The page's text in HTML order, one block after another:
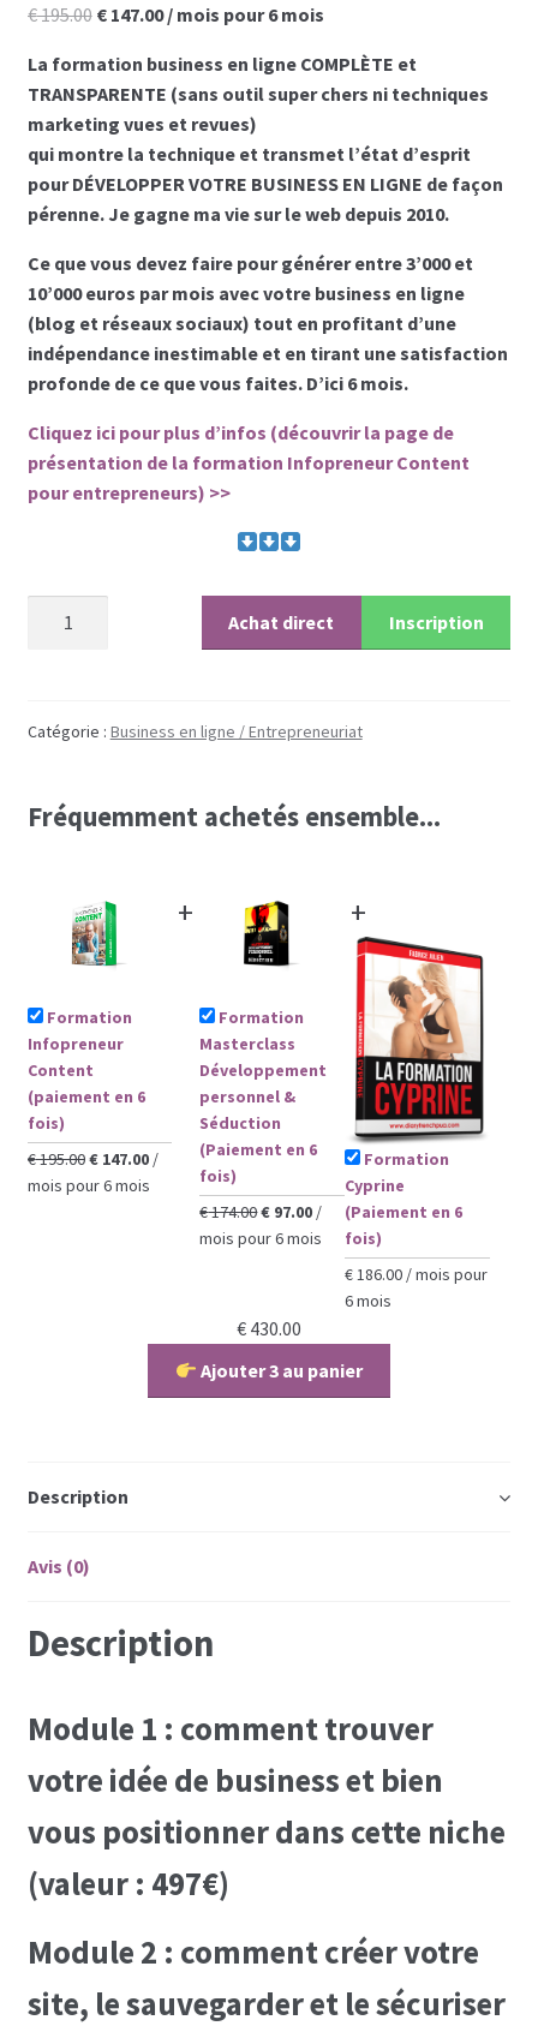
Les programmes les plus appréciés par les
hommes
Les programmes les plus appréciés par les
femmes
Paypal
Forums
Blog pour hommes
Blog pour femmes
Coaching hommes
€195.00 Le
initial
était :
€ 195.00.
€147.00Le
actuel
est :
€ 147.00.
/ mois pour 6 mois
La formation business en ligne COMPLÈTE et
TRANSPARENTE (sans outil super chers ni techniques
marketing vues et revues)
qui montre la technique et transmet l’état d’esprit
pour DÉVELOPPER VOTRE BUSINESS EN LIGNE de façon
pérenne. Je gagne ma vie sur le web depuis 2010.
Ce que vous devez faire pour générer entre 3’000 et
10’000 euros par mois avec votre business en ligne
(blog et réseaux sociaux) tout en profitant d’une
indépendance inestimable et en tirant une satisfaction
profonde de ce que vous faites. D’ici 6 mois.
Cliquez ici pour plus d’infos (découvrir la page de
présentation de la formation Infopreneur Content
pour entrepreneurs) >>
Content
6
Inscription
Achat direct
Catégorie : Business en ligne / Entrepreneuriat
Fréquemment achetés ensemble...
Formation
Infopreneur
Content
(paiement en 6
fois)
€195.00Le
prix
€147.00Le
prix
/
mois pour 6 mois
+
Formation
Masterclass
Développement
personnel &
Séduction
(Paiement en 6
fois)
€174.00Le
prix
€ 97.00Le
prix
actuel
/
mois pour 6 mois
+
Formation
Cyprine
(Paiement en 6
fois)
€186.00 / mois pour
6 mois
€ 430.00
Ajouter 3 au panier
Description
Avis (0)
Description
Module 1 : comment trouver
votre idée de business et bien
vous positionner dans cette niche
(valeur : 497€)
Module 2 : comment créer votre
site, le sauvegarder et le sécuriser